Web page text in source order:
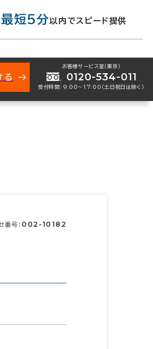
番号： 002-10182
最短5分 以内でスピード提供
る
お客様サービス室（東京）
0120-534-011
受付時間：9:00〜17:00（土日祝日は除く）